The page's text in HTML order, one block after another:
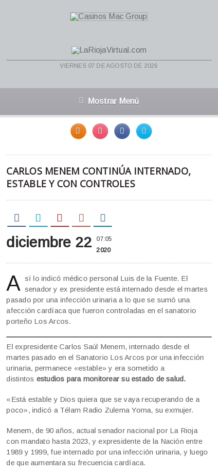
viernes 07 de agosto de 2026
Mostrar Menú
CARLOS MENEM CONTINÚA INTERNADO,
ESTABLE Y CON CONTROLES
diciembre 22 07:05
2020
A sí lo indicó médico personal Luis de la Fuente. El
senador y ex presidente está internado desde el martes
pasado por una infección urinaria a lo que se sumó una
afección cardíaca que fueron controladas en el sanatorio
porteño Los Arcos.
El expresidente Carlos Saúl Menem, internado desde el
martes pasado en el Sanatorio Los Arcos por una infección
urinaria, permanece «estable» y era sometido a
distintos estudios para monitorear su estado de salud.
«Está estable y Dios quiera que se vaya recuperando de a
poco», indicó a Télam Radio Zulema Yoma, su exmujer.
Menem, de 90 años, actual senador nacional por La Rioja
con mandato hasta 2023, y expresidente de la Nación entre
1989 y 1999, fue internado por una infección urinaria, y luego
de que aumentara su frecuencia cardíaca.